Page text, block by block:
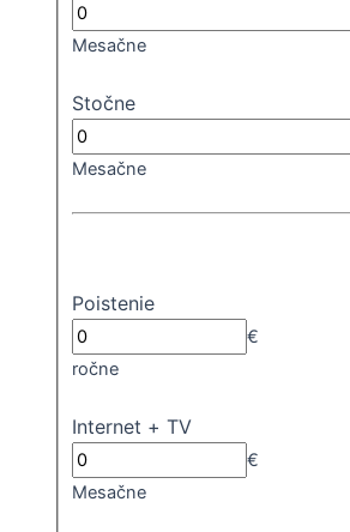
Mesačne
Stočne
Mesačne
Poistenie
€
ročne
Internet + TV
€
Mesačne